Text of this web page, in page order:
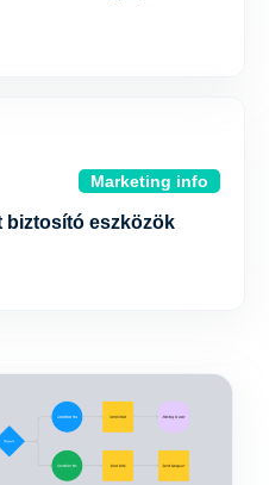
Marketing info
biztosító eszközök